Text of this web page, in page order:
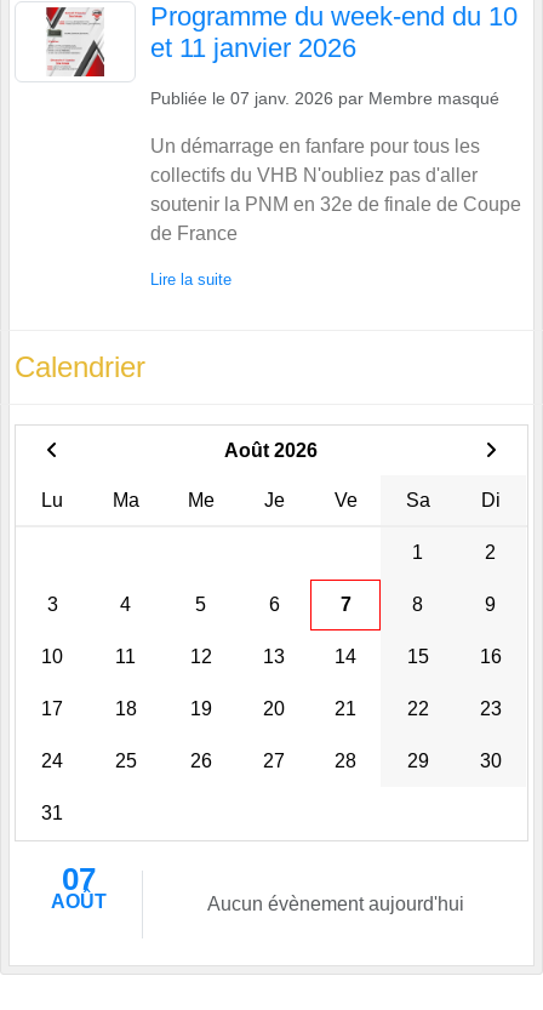
Programme du week-end du 10
et 11 janvier 2026
Publiée le 07 janv. 2026 par Membre masqué
Un démarrage en fanfare pour tous les
collectifs du VHB N'oubliez pas d'aller
soutenir la PNM en 32e de finale de Coupe
de France
Lire la suite
Calendrier
Août 2026
Lu Ma Me Je Ve Sa Di
1 2
3 4 5 6 7 8 9
10 11 12 13 14 15 16
17 18 19 20 21 22 23
24 25 26 27 28 29 30
31
07
AOÛT Aucun évènement aujourd'hui